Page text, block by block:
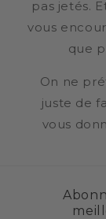
pas jetés.
vous
que
On ne
juste de
vous